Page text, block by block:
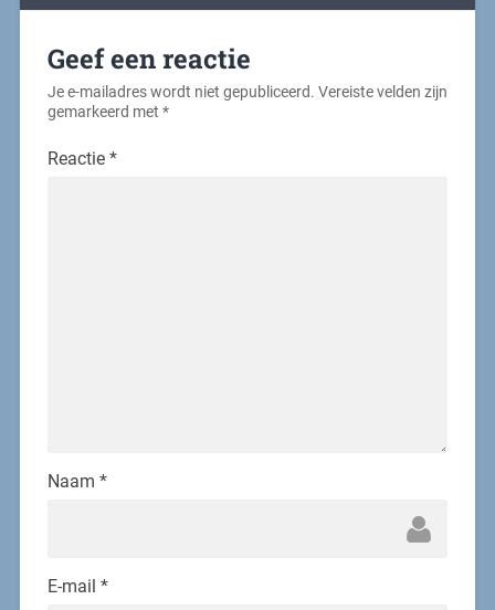
Geef een reactie
Je e-mailadres wordt niet gepubliceerd. Vereiste velden zijn
gemarkeerd met *
Reactie *
Naam *
E-mail *